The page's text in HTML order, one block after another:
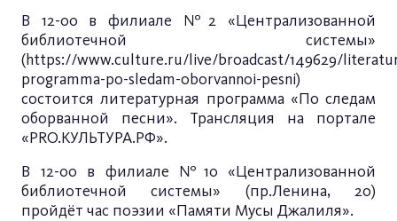
В 12-00 в филиале №2 «Централизованной
библиотечной системы»
(https://www.culture.ru/live/broadcast/149629/
programma-po-sledam-oborvannoi-pesni)
состоится литературная программа «По следам
оборванной песни». Трансляция на портале
«PRO.КУЛЬТУРА.РФ».
В 12-00 в филиале №10 «Централизованной
библиотечной системы» (пр.Ленина, 20)
пройдёт час поэзии «Памяти Мусы Джалиля».